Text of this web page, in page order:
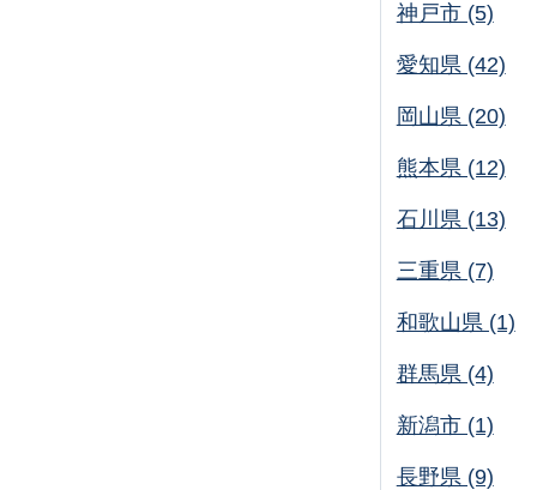
神戸市 (5)
愛知県 (42)
岡山県 (20)
熊本県 (12)
石川県 (13)
三重県 (7)
和歌山県 (1)
群馬県 (4)
新潟市 (1)
長野県 (9)